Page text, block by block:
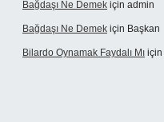
Bağdaşı Ne Demek için admin
Bağdaşı Ne Demek için Başkan
Bilardo Oynamak Faydalı Mı için